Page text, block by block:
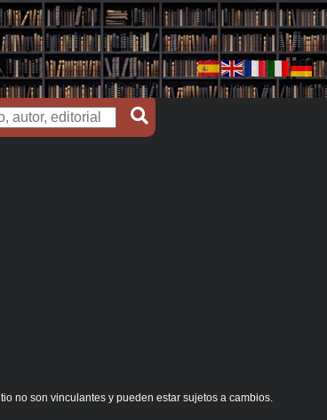
no son vinculantes y pueden estar sujetos a cambios.